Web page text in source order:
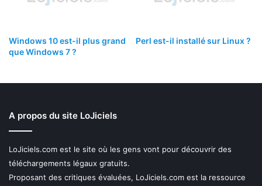
Windows 10 est-il plus grand
que Windows 7 ?
Perl est-il installé sur Linux ?
A propos du site LoJiciels
LoJiciels.com est le site où les gens vont pour découvrir des
téléchargements légaux gratuits.
Proposant des critiques évaluées, LoJiciels.com est la ressource